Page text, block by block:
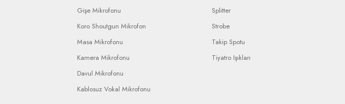
Gişe Mikrofonu
Koro Shoutgun Mikrofon
Masa Mikrofonu
Kamera Mikrofonu
Davul Mikrofonu
Kablosuz Vokal Mikrofonu
Splitter
Strobe
Takip Spotu
Tiyatro Işıkları